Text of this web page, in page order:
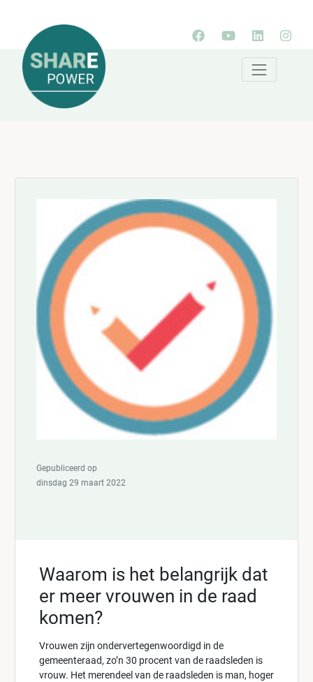
Gepubliceerd op
dinsdag 29 maart 2022
Waarom is het belangrijk dat
er meer vrouwen in de raad
komen?
Vrouwen zijn ondervertegenwoordigd in de
gemeenteraad, zo’n 30 procent van de raadsleden is
vrouw. Het merendeel van de raadsleden is man, hoger